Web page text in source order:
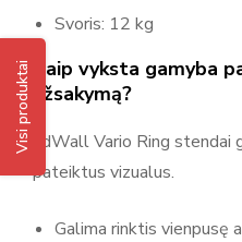
Visi produktai
Svoris: 12 kg
Kaip vyksta gamyba
užsakymą?
adWall Vario Ring stendai
pateiktus vizualus.
Galima rinktis vienpusę